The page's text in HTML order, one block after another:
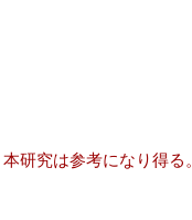
研究は参考になり得る。